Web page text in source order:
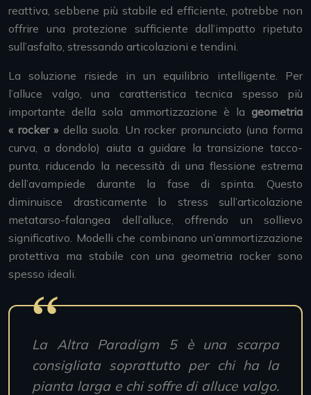
reattiva, sebbene più stabile ed efficiente, potrebbe non
offrire una protezione sufficiente dall’impatto ripetuto
sull’asfalto, stressando articolazioni e tendini.
La soluzione risiede in un equilibrio intelligente. Per
l’alluce valgo, una caratteristica tecnica spesso più
importante della sola ammortizzazione è la geometria
« rocker »della suola. Un rocker pronunciato (una forma
curva, a dondolo) aiuta a guidare la transizione tacco-
punta, riducendo la necessità di una flessione estrema
dell’avampiede durante la fase di spinta. Questo
diminuisce drasticamente lo stress sull’articolazione
metatarso-falangea dell’alluce, offrendo un sollievo
significativo. Modelli che combinano un’ammortizzazione
protettiva ma stabile con una geometria rocker sono
spesso ideali.
La Altra Paradigm 5 è una scarpa
consigliata soprattutto per chi ha la
pianta larga e chi soffre di alluce valgo.